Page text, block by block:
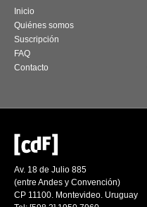
Inicio
Quiénes somos
Suscripción
FAQ
Contacto
Av. 18 de Julio 885
(entre Andes y Convención)
CP 11100. Montevideo. Uruguay